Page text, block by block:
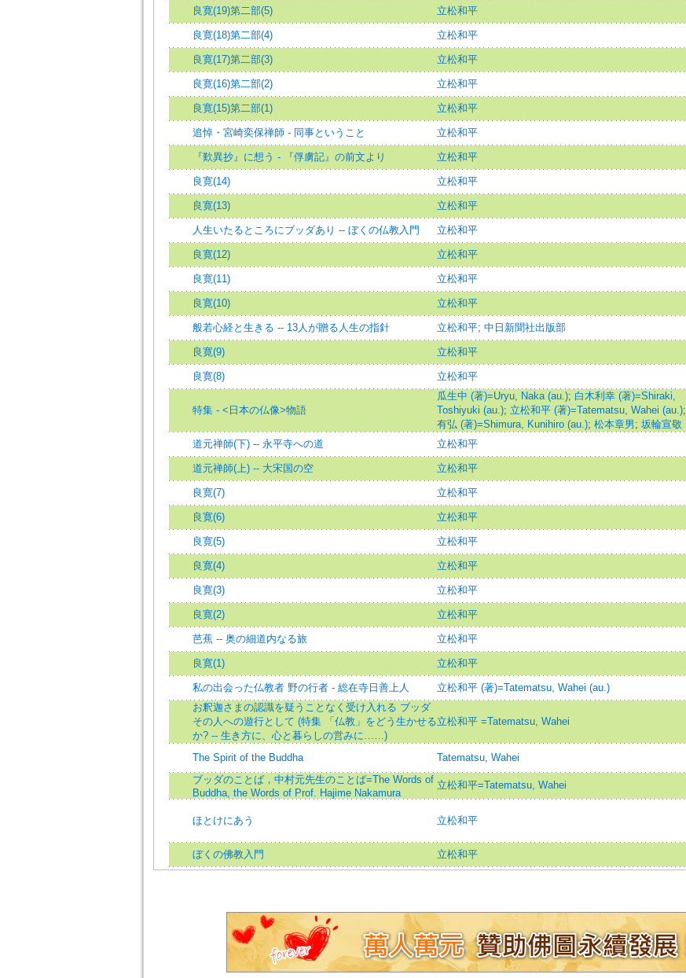
良寛(19)第二部(5) 立松和平
良寛(18)第二部(4) 立松和平
良寛(17)第二部(3) 立松和平
良寛(16)第二部(2) 立松和平
良寛(15)第二部(1) 立松和平
追悼・宮崎奕保禅師 - 同事ということ 立松和平
『歎異抄』に想う - 『俘虜記』の前文より 立松和平
良寛(14) 立松和平
良寛(13) 立松和平
人生いたるところにブッダあり -- ぼくの仏教入門 立松和平
良寛(12) 立松和平
良寛(11) 立松和平
良寛(10) 立松和平
般若心経と生きる -- 13人が贈る人生の指針 立松和平; 中日新聞社出版部
良寛(9) 立松和平
良寛(8) 立松和平
特集 - <日本の仏像>物語
瓜生中 (著)=Uryu, Naka (au.); 白木利幸 (著)=Shiraki,
Toshiyuki (au.); 立松和平 (著)=Tatematsu, Wahei (au.);
有弘 (著)=Shimura, Kunihiro (au.); 松本章男 ; 坂輪宣敬
道元禅師(下) -- 永平寺への道 立松和平
道元禅師(上) -- 大宋国の空 立松和平
良寛(7) 立松和平
良寛(6) 立松和平
良寛(5) 立松和平
良寛(4) 立松和平
良寛(3) 立松和平
良寛(2) 立松和平
芭蕉 -- 奥の細道内なる旅 立松和平
良寛(1) 立松和平
私の出会った仏教者 野の行者 - 総在寺日善上人 立松和平 (著)=Tatematsu, Wahei (au.)
お釈迦さまの認識を疑うことなく受け入れる ブッダ
その人への遊行として (特集 「仏教」をどう生かせる
か? -- 生き方に、心と暮らしの営みに……)
立松和平 =Tatematsu, Wahei
The Spirit of the Buddha Tatematsu, Wahei
ブッダのことば，中村元先生のことば=The Words of
Buddha, the Words of Prof. Hajime Nakamura
立松和平=Tatematsu, Wahei
ほとけにあう 立松和平
ぼくの佛教入門 立松和平